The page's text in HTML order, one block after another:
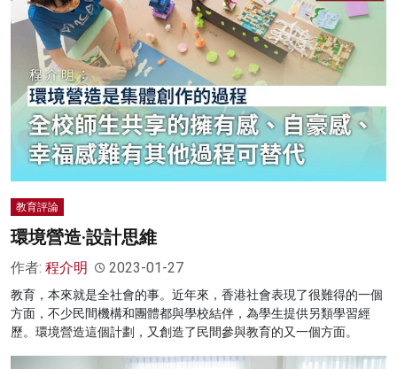
教育評論
環境營造·設計思維
作者: 程介明 2023-01-27
教育，本來就是全社會的事。近年來，香港社會表現了很難得的一個
方面，不少民間機構和團體都與學校結伴，為學生提供另類學習經
歷。環境營造這個計劃，又創造了民間參與教育的又一個方面。